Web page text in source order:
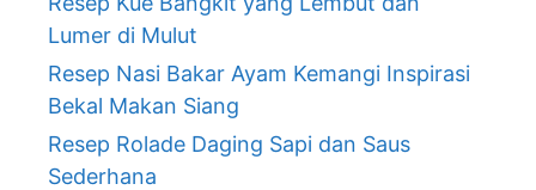
Lumer di Mulut
Resep Nasi Bakar Ayam Kemangi Inspirasi
Bekal Makan Siang
Resep Rolade Daging Sapi dan Saus
Sederhana